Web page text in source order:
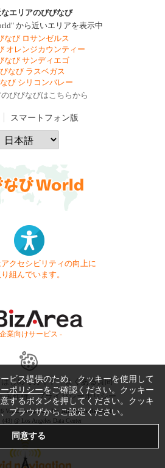
エリアのびびなび
から近いエリアを表示中
なび ロサンゼルス
オレンジカウンティー
なび サンディエゴ
なび ラスベガス
び シリコンバレー
びびなびはこちらから
スマートフォン版
クセシビリティの向上に
組んでいます。
業向けサービス -
はじめてガイド
よくある質問
著作権 プライバシーポリシー
Vivid Navigation, Inc. All Rights Reserved.
(43) @ Los Angeles Data Center
ビス提供のため、クッキーを使用して
ポリシーをご確認ください。クッキー
するボタンを押してください。クッキ
ブラウザからご設定ください。